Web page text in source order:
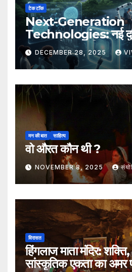
टेक टॉक
Next-Generation
Technologies: नई
संभावनाएँ, नया भविष्य
DECEMBER 28, 2025
मन की बात साहित्य
वो औरत कौन थी ?
NOVEMBER 8, 2025
विरासत
हिंगलाज माता मंदिर:
सांस्कृतिक एकता का अमर